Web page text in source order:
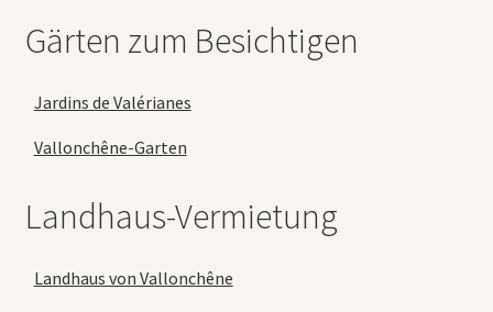
Gärten zum Besichtigen
Jardins de Valérianes
Vallonchêne-Garten
Landhaus-Vermietung
Landhaus von Vallonchêne